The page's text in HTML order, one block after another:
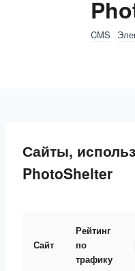
CMS
Сайты,
PhotoShelter
Сайт
Рейтинг
по
трафику